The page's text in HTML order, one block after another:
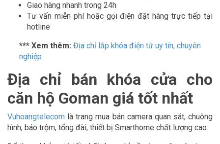
Giao hàng nhanh trong 24h
Tư vấn miễn phí hoặc gọi điện đặt hàng trực tiếp tại
hotline
*** Xem thêm: Địa chỉ lắp khóa điện tử uy tín, chuyên
nghiệp
Địa chỉ bán khóa cửa cho
căn hộ Goman giá tốt nhất
Vuhoangtelecom là trang mua bán camera quan sát, chuông
hình, báo trộm, tổng đài, thiết bị Smarthome chất lượng cao.